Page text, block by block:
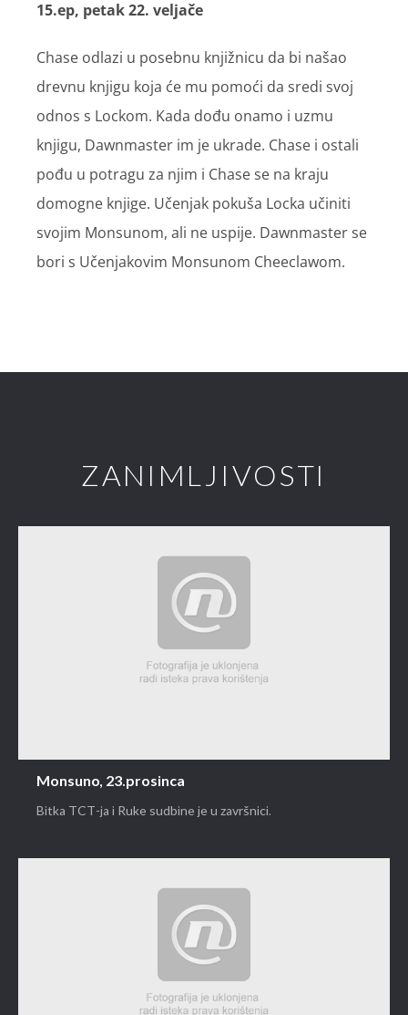
15.ep, petak 22. veljače
Chase odlazi u posebnu knjižnicu da bi našao
drevnu knjigu koja će mu pomoći da sredi svoj
odnos s Lockom. Kada dođu onamo i uzmu
knjigu, Dawnmaster im je ukrade. Chase i ostali
pođu u potragu za njim i Chase se na kraju
domogne knjige. Učenjak pokuša Locka učiniti
svojim Monsunom, ali ne uspije. Dawnmaster se
bori s Učenjakovim Monsunom Cheeclawom.
ZANIMLJIVOSTI
Monsuno, 23.prosinca
Bitka TCT-ja i Ruke sudbine je u završnici.